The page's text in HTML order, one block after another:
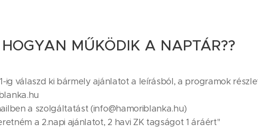
MŰKÖDIK A
ig válaszd ki bármely ajánlatot a leírásból, a programok
a szolgáltatást (info@hamoriblanka.hu)
a 2.napi ajánlatot, 2 havi ZK tagságot 1 áráért"